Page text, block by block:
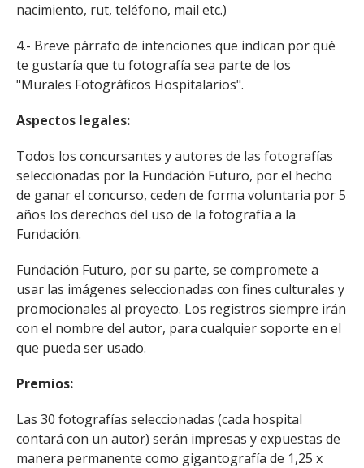
nacimiento, rut, teléfono, mail etc.)
4.- Breve párrafo de intenciones que indican por qué
te gustaría que tu fotografía sea parte de los
"Murales Fotográficos Hospitalarios".
Aspectos legales:
Todos los concursantes y autores de las fotografías
seleccionadas por la Fundación Futuro, por el hecho
de ganar el concurso, ceden de forma voluntaria por 5
años los derechos del uso de la fotografía a la
Fundación.
Fundación Futuro, por su parte, se compromete a
usar las imágenes seleccionadas con fines culturales y
promocionales al proyecto. Los registros siempre irán
con el nombre del autor, para cualquier soporte en el
que pueda ser usado.
Premios:
Las 30 fotografías seleccionadas (cada hospital
contará con un autor) serán impresas y expuestas de
manera permanente como gigantografía de 1,25 x